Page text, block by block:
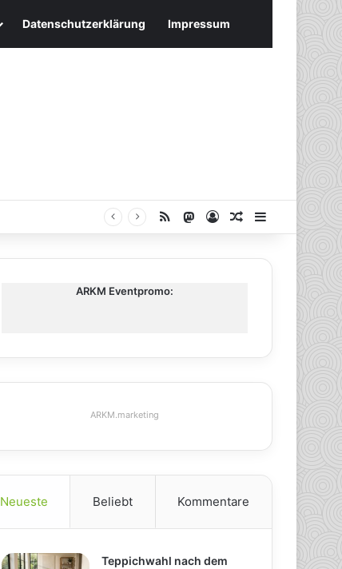
Datenschutzerklärung Impressum
RSS Mastodon
AnmeldenZufälliger
ARKM Eventpromo:
ARKM.marketing
Neueste Beliebt Kommentare
Teppichwahl nach dem